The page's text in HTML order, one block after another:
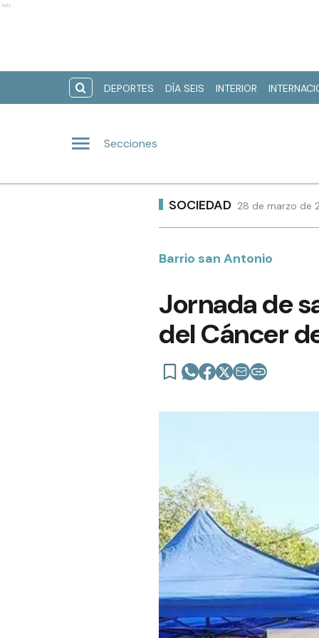
Ads
DEPORTES DÍA SEIS INTERIOR
Secciones
SOCIEDAD 28 de marzo de
Barrio san Antonio
Jornada de
del Cáncer